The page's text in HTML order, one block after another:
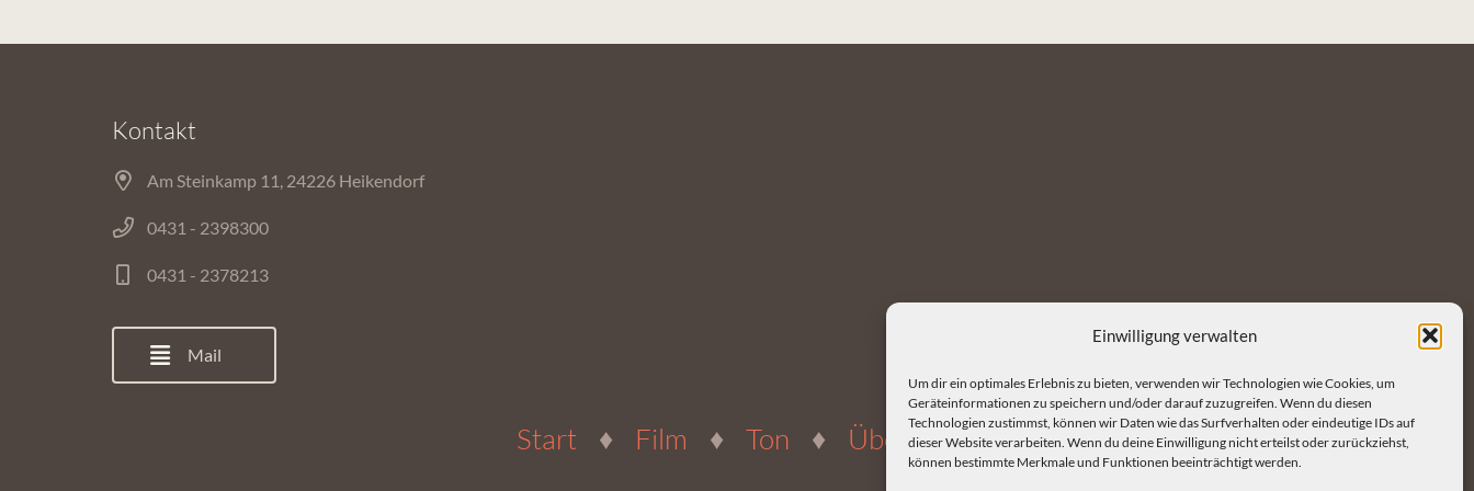
Einwilligung verwalten
Um dir ein optimales Erlebnis zu bieten, verwenden wir Technologien wie Cookies, um
Geräteinformationen zu speichern und/oder darauf zuzugreifen. Wenn du diesen
Technologien zustimmst, können wir Daten wie das Surfverhalten oder eindeutige IDs auf
dieser Website verarbeiten. Wenn du deine Einwilligung nicht erteilst oder zurückziehst,
können bestimmte Merkmale und Funktionen beeinträchtigt werden.
Kontakt
Am Steinkamp 11, 24226 Heikendorf
0431 - 2398300
0431 - 2378213
Mail
Start ♦ Film ♦ Ton ♦ Über uns